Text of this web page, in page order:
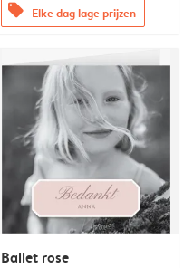
offers Elke dag lage prijzen
Ballet rose